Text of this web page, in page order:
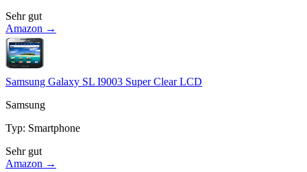
Sehr gut
Amazon →
Samsung Galaxy SL I9003 Super Clear LCD
Samsung
Typ: Smartphone
Sehr gut
Amazon →